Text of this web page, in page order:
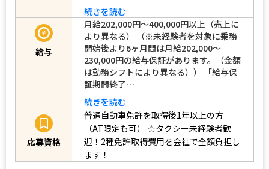
続きを読む
給与
月給202,000円〜400,000円以上（売上に
より異なる） （※未経験者を対象に乗務
開始後より6ヶ月間は月給202,000～
230,000円の給与保証があります。（金額
は勤務シフトにより異なる）） 「給与保
証期間終了…
続きを読む
応募資格
普通自動車免許を取得後1年以上の方
（AT限定も可）
☆タクシー未経験者歓
迎！2種免許取得費用を会社で全額負担し
ます！